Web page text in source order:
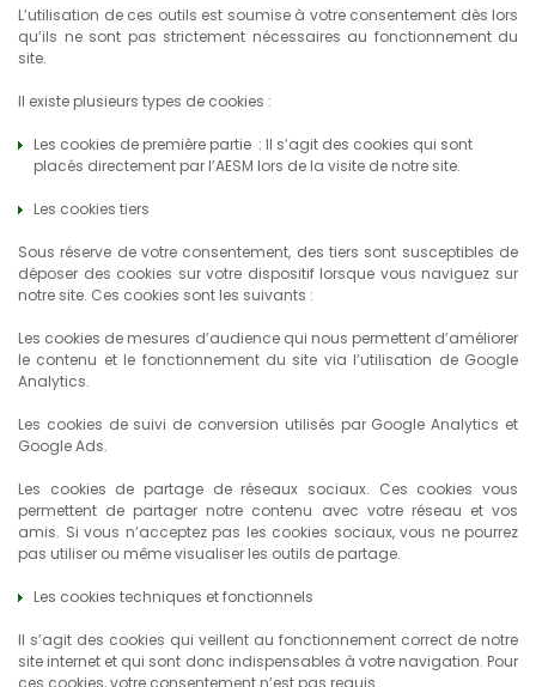
L’utilisation de ces outils est soumise à votre consentement dès lors
qu’ils ne sont pas strictement nécessaires au fonctionnement du
site.
Il existe plusieurs types de cookies :
Les cookies de première partie : Il s’agit des cookies qui sont
placés directement par l’AESM lors de la visite de notre site.
Les cookies tiers
Sous réserve de votre consentement, des tiers sont susceptibles de
déposer des cookies sur votre dispositif lorsque vous naviguez sur
notre site. Ces cookies sont les suivants :
Les cookies de mesures d’audience qui nous permettent d’améliorer
le contenu et le fonctionnement du site via l’utilisation de Google
Analytics.
Les cookies de suivi de conversion utilisés par Google Analytics et
Google Ads.
Les cookies de partage de réseaux sociaux. Ces cookies vous
permettent de partager notre contenu avec votre réseau et vos
amis. Si vous n’acceptez pas les cookies sociaux, vous ne pourrez
pas utiliser ou même visualiser les outils de partage.
Les cookies techniques et fonctionnels
Il s’agit des cookies qui veillent au fonctionnement correct de notre
site internet et qui sont donc indispensables à votre navigation. Pour
ces cookies, votre consentement n’est pas requis.